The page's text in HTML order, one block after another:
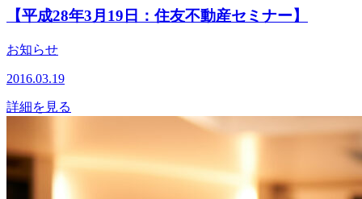
【平成28年3月19日：住友不動産セミナー】
お知らせ
2016.03.19
詳細を見る